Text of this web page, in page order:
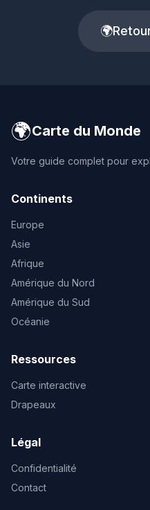
🌍
🌍Carte du Monde
Votre guide complet pour
Continents
Europe
Asie
Afrique
Amérique du Nord
Amérique du Sud
Océanie
Ressources
Carte interactive
Drapeaux
Légal
Confidentialité
Contact